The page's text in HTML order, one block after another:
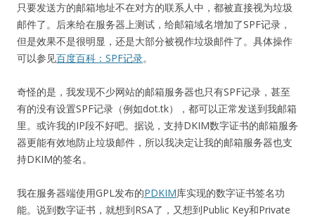
只要发送方的邮箱地址不在对方的联系人中，都被直接视为垃圾
邮件了。后来给在服务器上测试，给邮箱域名增加了SPF记录，
但是效果不是很明显，还是大部分被视作垃圾邮件了。具体操作
可以参见百度百科：SPF记录。
奇怪的是，我发现不少网站的邮箱服务器也只有SPF记录，甚至
有的没有设置SPF记录（例如dot.tk），都可以正常发送到我邮箱
里。或许我的IP段不好吧。据说，支持DKIM数字证书的邮箱服务
器更能有效地防止垃圾邮件，所以我决定让我的邮箱服务器也支
持DKIM的签名。
我在服务器端使用GPL发布的PDKIM库实现的数字证书签名功
能。说到数字证书，就想到RSA了，又想到Public Key和Private